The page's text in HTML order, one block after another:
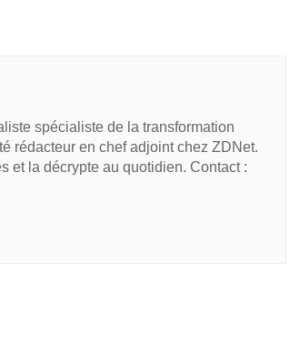
spécialiste de la transformation
rédacteur en chef adjoint chez ZDNet.
et la décrypte au quotidien. Contact :